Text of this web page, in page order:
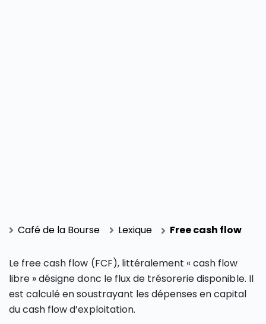
Café de la Bourse Lexique Free cash flow
Le free cash flow (FCF), littéralement « cash flow
libre » désigne donc le flux de trésorerie disponible. Il
est calculé en soustrayant les dépenses en capital
du cash flow d’exploitation.